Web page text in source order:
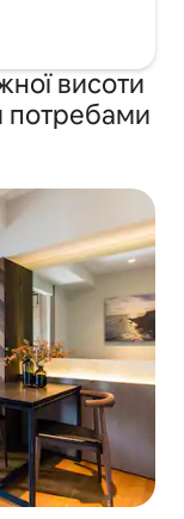
висоти